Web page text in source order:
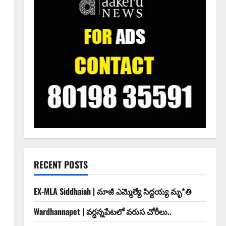
RECENT POSTS
EX-MLA Siddhaiah | మాజీ ఎమ్మెల్యే సిద్దయ్య మృ*తి
Wardhannapet | వర్ధన్నపేటలో వరుస చోరీలు..